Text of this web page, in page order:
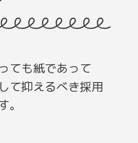
ても紙であって
て抑えるべき採用